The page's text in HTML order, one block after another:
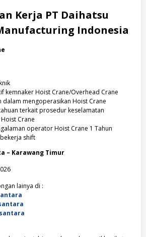
Kerja PT Daihatsu
Indonesia
kemnaker Hoist Crane/Overhead Crane
dalam mengoperasikan Hoist Crane
terkait prosedur keselamatan
Crane
operator Hoist Crane 1 Tahun
shift
– Karawang Timur
lainya di :